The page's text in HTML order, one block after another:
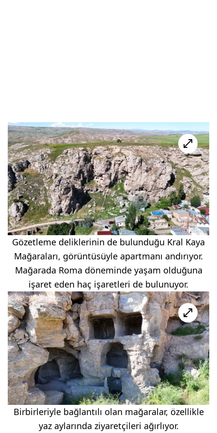
Gözetleme deliklerinin de bulunduğu Kral Kaya
Mağaraları, görüntüsüyle apartmanı andırıyor.
Mağarada Roma döneminde yaşam olduğuna
işaret eden haç işaretleri de bulunuyor.
Birbirleriyle bağlantılı olan mağaralar, özellikle
yaz aylarında ziyaretçileri ağırlıyor.